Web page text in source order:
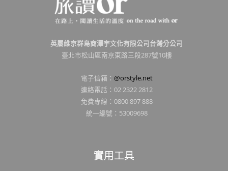
英屬維京群島商澤宇文化有限公司台灣分公司
臺北市松山區南京東路三段287號10樓
電子信箱： @orstyle.net
連絡電話：02 2322 2812
免費專線：0800 897 888
統一編號：53009698
實用工具